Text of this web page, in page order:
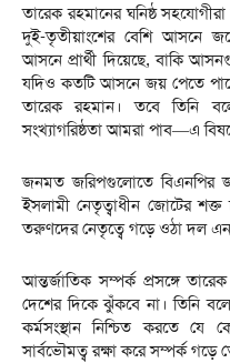
তারেক রহমানের ঘনিষ্ঠ
দুই-তৃতীয়াংশের বেশি আসনে
আসনে প্রার্থী দিয়েছে, বাকি
যদিও কতটি আসনে জয় পেতে পারে,
তারেক রহমান। তবে তিনি
সংখ্যাগরিষ্ঠতা আমরা পাব—এ
জনমত জরিপগুলোতে বিএনপির
ইসলামী নেতৃত্বাধীন জোটের
তরুণদের নেতৃত্বে গড়ে ওঠা দল
আন্তর্জাতিক সম্পর্ক প্রসঙ্গে
দেশের দিকে ঝুঁকবে না। তিনি
কর্মসংস্থান নিশ্চিত করতে যে
সার্বভৌমত্ব রক্ষা করে সম্পর্ক গড়ে